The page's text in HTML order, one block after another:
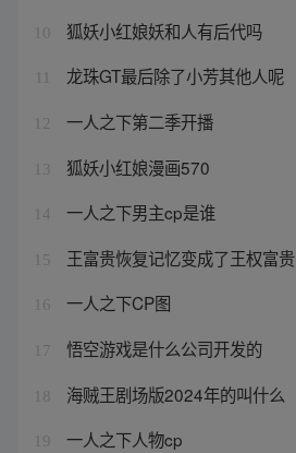
10 狐妖小红娘妖和人有后代吗
龙珠GT最后除了小芳其他人呢
12 一人之下第二季开播
13 狐妖小红娘漫画570
14 一人之下男主cp是谁
15 王富贵恢复记忆变成了王权富贵
16 一人之下CP图
17 悟空游戏是什么公司开发的
18 海贼王剧场版2024年的叫什么
19 一人之下人物cp